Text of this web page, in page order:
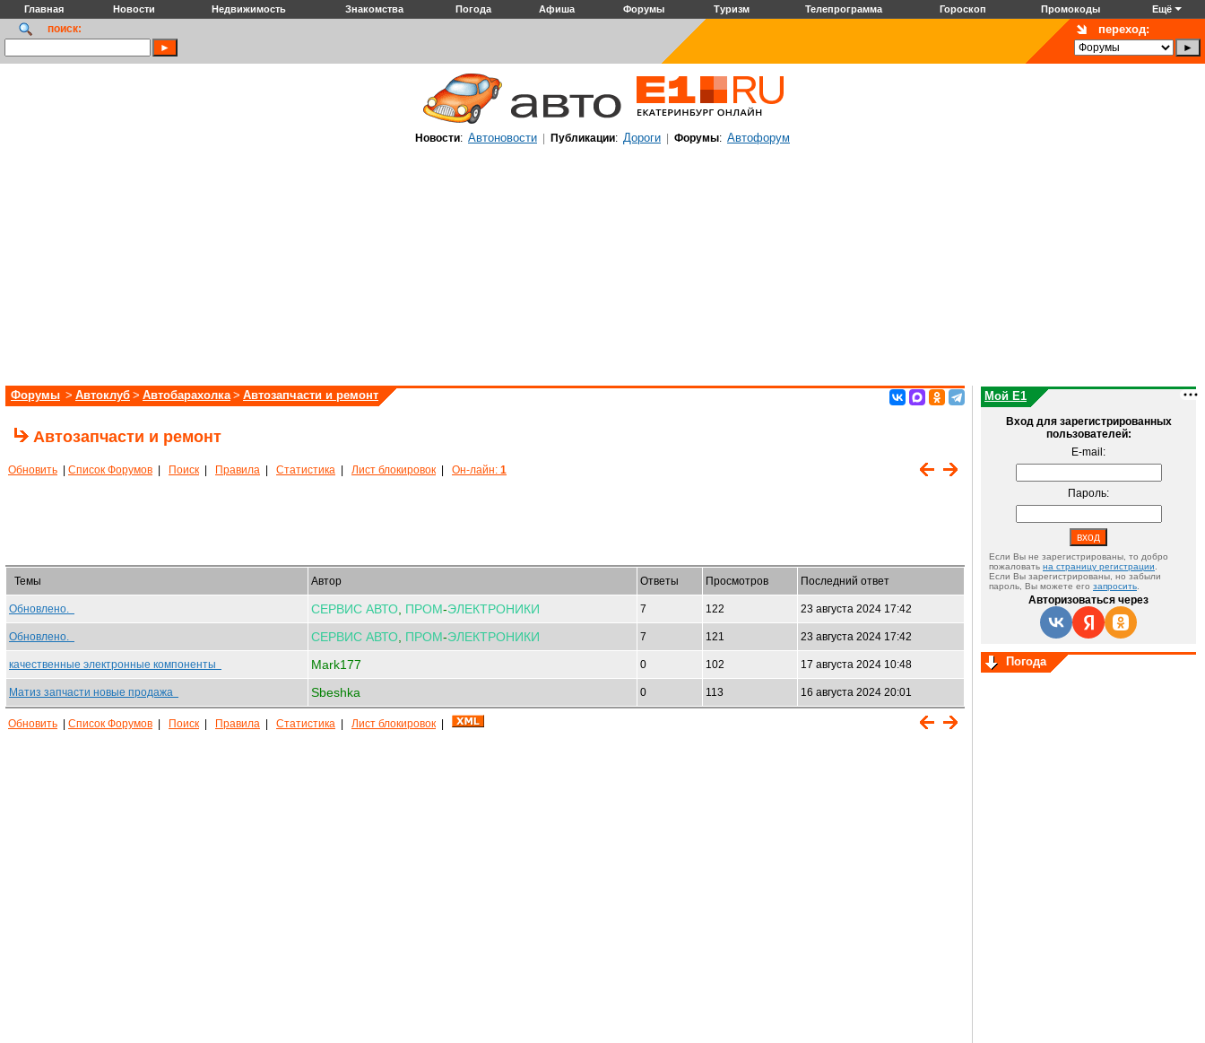
Главная Новости Недвижимость Знакомства Погода Афиша Форумы Туризм Телепрограмма Гороскоп Промокоды Ещё
поиск: переход:
Новости: Автоновости Публикации: Дороги Форумы: Автофорум
Форумы > Автоклуб > Автобарахолка > Автозапчасти и ремонт
Автозапчасти и ремонт
Обновить Список Форумов Поиск Правила Статистика Лист блокировок Он-лайн: 1
Темы Автор Ответы Просмотров Последний ответ
Обновлено. СЕРВИС АВТО ПРОМ-ЭЛЕКТРОНИКИ 7 122 23 августа 2024 17:42
Обновлено. СЕРВИС АВТО ПРОМ-ЭЛЕКТРОНИКИ 7 121 23 августа 2024 17:42
качественные электронные компоненты Mark177 0 102 17 августа 2024 10:48
Матиз запчасти новые продажа Sbeshka 0 113 16 августа 2024 20:01
Обновить Список Форумов Поиск Правила Статистика Лист блокировок
Мой E1
Вход для зарегистрированных
пользователей:
E-mail:
Пароль:
Если Вы не зарегистрированы, то добро
пожаловать на страницу регистрации
Если Вы зарегистрированы, но забыли
пароль, Вы можете его запросить
Авторизоваться через
Погода